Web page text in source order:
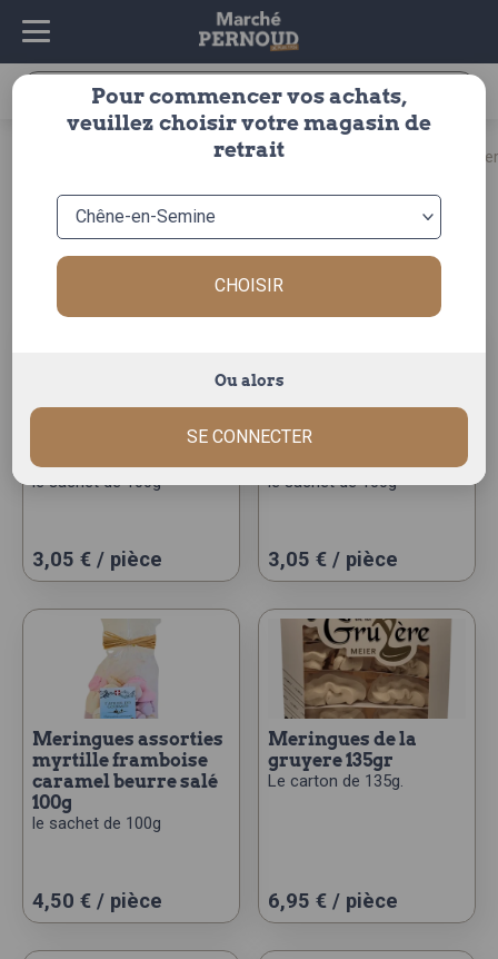
Recherche
Pour commencer vos achats,
veuillez choisir votre magasin de
retrait
CHOISIR
Ou alors
SE CONNECTER
> pâtisserie/brioches/gâteaux
meringues
Trier par :
myrtilles sch.100gr
le sachet de 100g
3,05 € / pièce
meringuettes
framboises sch.100gr
le sachet de 100g
3,05 € / pièce
meringues assorties
myrtille framboise
caramel beurre salé
100g
le sachet de 100g
4,50 € / pièce
meringues de la
gruyere 135gr
Le carton de 135g.
6,95 € / pièce